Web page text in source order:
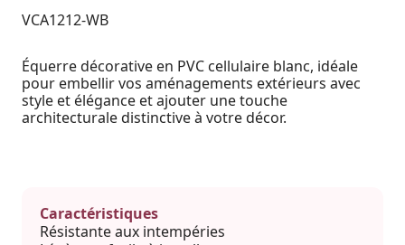
VCA1212-WB
Équerre décorative en PVC cellulaire blanc, idéale
pour embellir vos aménagements extérieurs avec
style et élégance et ajouter une touche
architecturale distinctive à votre décor.
Caractéristiques
Résistante aux intempéries